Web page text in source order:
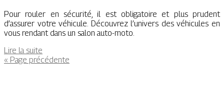
Pour rouler en sécurité, il est obligatoire et plus prudent
d’assurer votre véhicule. Découvrez l’univers des véhicules en
vous rendant dans un salon auto-moto.
Lire la suite
« Page précédente